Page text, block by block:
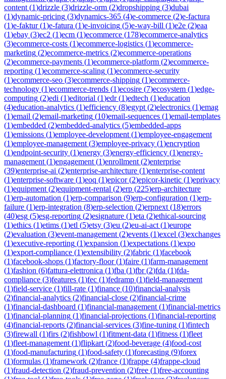
content (1)drizzle (3)drizzle-orm (2)dropshipping (3)dubai
(1)dynamic-pricing (3)dynamics-365 (4)e-commerce (2)e-factura
(1)e-faktur(1)e-fatura (1)e-invoicing (5)e-way-bill (1)e2e (2)eaa
(1)ebay (3)ec2 (1)ecm (1)ecommerce (178)ecommerce-analytics
(3)ecommerce-costs (1)ecommerce-logistics (1)ecommerce-
marketing (2)ecommerce-metrics (2)ecommerce-operations
(2)ecommerce-payments (1)ecommerce-platform (2)ecommerce-
reporting (1)ecommerce-scaling (1)ecommerce-security
(1)ecommerce-seo (3)ecommerce-shipping (1)ecommerce-
technology (1)ecommerce-trends (1)ecosire (7)ecosystem (1)edge-
computing (2)edi (1)editorial (1)edr(1)edtech (1)education
(4)education-analytics (1)efficiency (8)egypt (2)electronics (1)emag
(1)email (2)email-marketing (10)email-sequences (1)email-templates
(1)embedded (2)embedded-analytics (5)embedded-apps
(1)emissions (1)employee-development (1)employee-engagement
(1)employee-management (3)employee-privacy (1)encryption
(1)endpoint-security (1)energy (3)energy-efficiency (1)energy-
management (1)engagement (1)enrollment (2)enterprise
(39)enterprise-ai (2)enterprise-architecture (1)enterprise-content
(1)enterprise-software (1)eoq (1)epicor(2)epicor-kinetic (1)eprivacy
(1)equipment (2)equipment-rental (2)erp (225)erp-architecture
(1)erp-automation (1)erp-comparison (9)erp-configuration (1)erp-
failure (1)erp-integration (8)erp-selection (2)erpnext (18)errors
(40)esg (5)esg-reporting (2)esignature (1)eta (2)ethical-sourcing
(1)ethics (1)etims (1)etl (5)etsy (3)eu (2)eu-ai-act (1)europe
(2)evaluation (3)event-management (2)events (1)excel (3)exchanges
(1)executive-reporting (1)expansion (1)expectations (1)expo
(1)export-compliance (1)extensibility (2)fabric (1)facebook
(1)facebook-shops (1)factory-floor(1)faire (1)farm-management
(1)fashion (6)fattura-elettronica (1)fba (1)fbr(2)fda (1)fda-
compliance (3)features (1)fec (1)fedramp (1)field-management
(1)field-service (1)fill-rate (1)finance (10)financial-analysis
(2)financial-analytics (2)financial-close (2)financial-crime
(1)financial-dashboard (1)financial-management (1)financial-metrics
(1)financial-planning (1)financial-projections (1)financial-reporting
(4)financial-reports (2)financial-services (3)fine-tuning (1)fintech
(3)firewall (1)firs (2)fishbowl (1)fitment-data (1)fitness (1)fleet
(1)fleet-management (1)flipkart (2)food-beverage (4)food-cost
(1)food-manufacturing (1)food-safety (1)forecasting (9)forex
(1)formulas (1)framework (2)france (1)frappe (4)frappe-cloud
(1)fraud-detection (2)fraud-prevention (2)free (1)free-accounting